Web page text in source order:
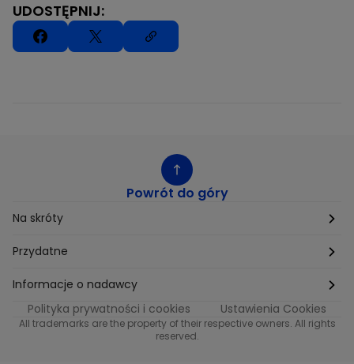
UDOSTĘPNIJ:
Powrót do góry
Na skróty
Etyka
Supplier Diversity
Polityka podatkowa
Przydatne
Biuro Prasowe
Biuro Reklamy
Informacje o nadawcy
Informacje o nadawcy programu METRO
Polityka prywatności i cookies Ustawienia Cookies
All trademarks are the property of their respective owners. All rights
reserved.